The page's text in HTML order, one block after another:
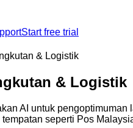
Start free trial
& Logistik
& Logistik
AI untuk
seperti Pos